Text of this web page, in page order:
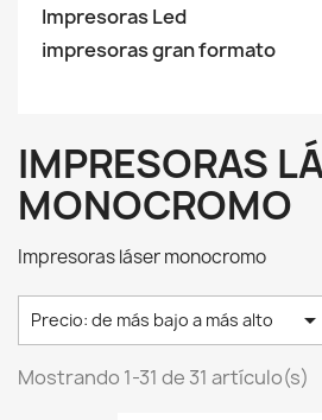
Impresoras Led
impresoras gran formato
IMPRESORAS
MONOCROMO
Impresoras láser monocromo
Precio: de más bajo a más alto 
Mostrando 1-31 de 31 artículo(s)